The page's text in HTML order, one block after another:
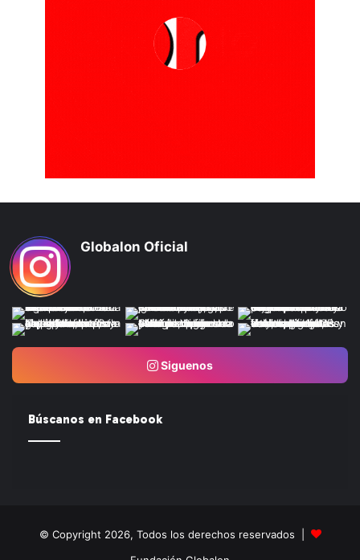
Globalon Oficial
Siguenos
Búscanos en Facebook
© Copyright 2026, Todos los derechos reservados |